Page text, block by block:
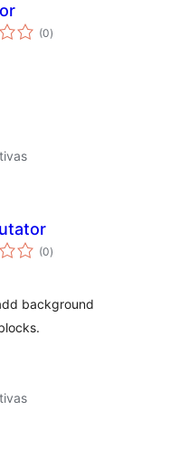
(0total
de
)
(0total
de
)
background